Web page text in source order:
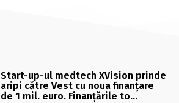
Start-up-ul medtech XVision prinde
aripi către Vest cu noua finanţare
de 1 mil. euro. Finanţările to…